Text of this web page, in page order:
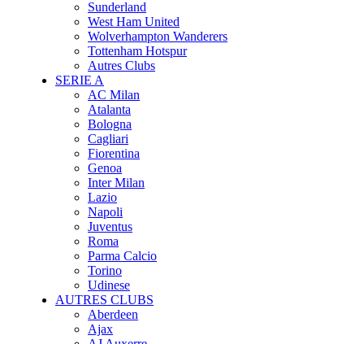
Sunderland
West Ham United
Wolverhampton Wanderers
Tottenham Hotspur
Autres Clubs
SERIE A
AC Milan
Atalanta
Bologna
Cagliari
Fiorentina
Genoa
Inter Milan
Lazio
Napoli
Juventus
Roma
Parma Calcio
Torino
Udinese
AUTRES CLUBS
Aberdeen
Ajax